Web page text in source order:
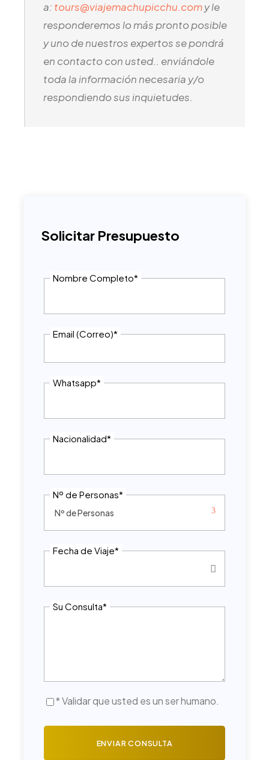
Solicitar Presupuesto
Nombre Completo*
Email (Correo)*
Whatsapp*
Nacionalidad*
Nº de Personas*
Fecha de Viaje*
Su Consulta*
* Validar que usted es un ser humano.
a: tours@viajemachupicchu.comy le
responderemos lo más pronto posible
y uno de nuestros expertos se pondrá
en contacto con usted.. enviándole
toda la información necesaria y/o
respondiendo sus inquietudes.